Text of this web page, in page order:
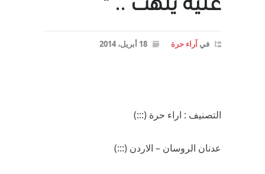
عليه يلهث .. “
فيآراء حرة 18 أبريل، 2014
التصنيف : اراء حرة (:::)
عدنان الروسان – الاردن (:::)